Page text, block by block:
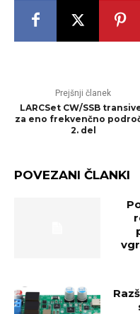
Prejšnji članek
LARCSet CW/SSB
za eno frekvenčno
2. del
POVEZANI ČLANKI